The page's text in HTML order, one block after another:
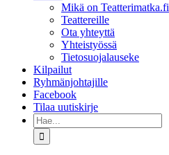
Mikä on Teatterimatka.fi
Teattereille
Ota yhteyttä
Yhteistyössä
Tietosuojalauseke
Kilpailut
Ryhmänjohtajille
Facebook
Tilaa uutiskirje
Etsi
...